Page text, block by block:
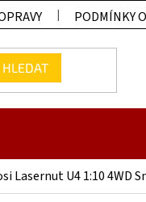
PODMÍNKY
HLEDAT
Lasernut U4 1:10 4WD